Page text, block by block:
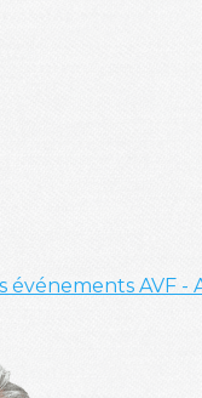
événements AVF -